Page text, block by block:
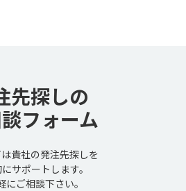
先探しの
フォーム
貴社の発注先探しを
サポートします。
にご相談下さい。